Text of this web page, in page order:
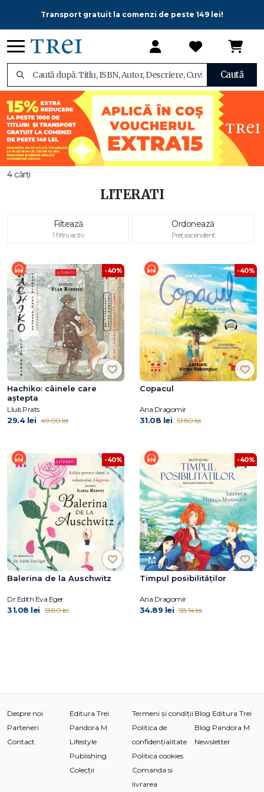
Transport gratuit la comenzi de peste 149 lei!
Caută
4 cărți
LITERATI
Filtează
1 filtru activ
Ordonează
Preț ascendent
-40%
Hachiko: câinele care
aştepta
Lluís Prats
29.4 lei 49.00 lei
-40%
Copacul
Ana Dragomir
31.08 lei 51.80 lei
-40%
Balerina de la Auschwitz
Dr.Edith Eva Eger
31.08 lei 51.80 lei
-40%
Timpul posibilităților
Ana Dragomir
34.89 lei 58.14 lei
Despre noi
Parteneri
Contact
Editura Trei
Pandora M
Lifestyle
Publishing
Colecții
Termeni și condiții
Politica de
confidențialitate
Politica cookies
Comanda si
livrarea
Blog Editura Trei
Blog Pandora M
Newsletter